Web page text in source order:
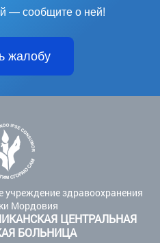
— сообщите о ней!
жалобу
учреждение здравоохранения
Мордовия
ЦЕНТРАЛЬНАЯ
БОЛЬНИЦА